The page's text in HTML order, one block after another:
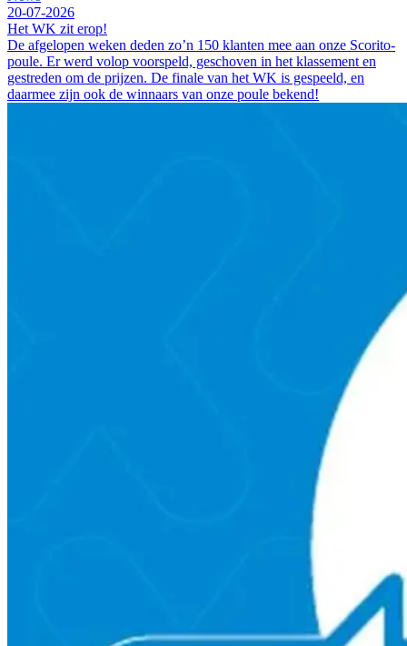
20-07-2026
Het WK zit erop!
De afgelopen weken deden zo’n 150 klanten mee aan onze Scorito-
poule. Er werd volop voorspeld, geschoven in het klassement en
gestreden om de prijzen. De finale van het WK is gespeeld, en
daarmee zijn ook de winnaars van onze poule bekend!